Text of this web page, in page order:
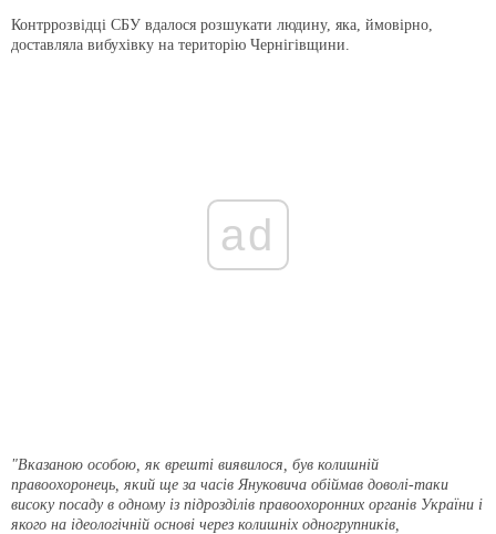
Контррозвідці СБУ вдалося розшукати людину, яка, ймовірно,
доставляла вибухівку на територію Чернігівщини.
ad
"Вказаною особою, як врешті виявилося, був колишній
правоохоронець, який ще за часів Януковича обіймав доволі-таки
високу посаду в одному із підрозділів правоохоронних органів України і
якого на ідеологічній основі через колишніх одногрупників,